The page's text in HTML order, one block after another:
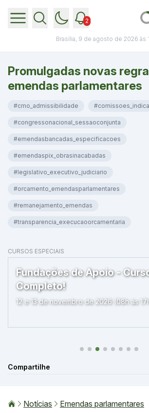
2
Brasília, 9 de agosto de 2026 às
Promulgadas novas
emendas parlamentares
#cmo_admissibilidade
#congressonacional_sessaoconjunta
#emendasbancadas_especificacoes
#emendaspix_obrasinacabadas
#legislativo_executivo_judiciario
#orcamento_emendasparlamentares
#remanejamento_emendas
#transparencia_execucaoorcamentaria
CURSOS ESPECIAIS
Fundações de Apoio -
Completo!
12 e 13 de novembro de 2026 (08h às
Compartilhe
Notícias Emendas parlamentares